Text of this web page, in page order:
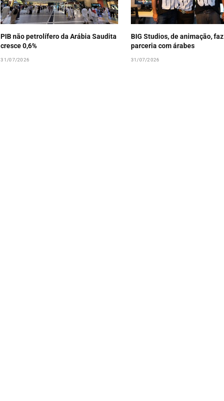
PIB não petrolífero da Arábia Saudita
cresce 0,6%
31/07/2026
BIG Studios, de animação, faz
parceria com árabes
31/07/2026